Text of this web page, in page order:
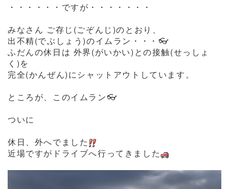
・・・・・・ですが・・・・・・・
みなさん ご存じ(ごぞんじ)のとおり、
出不精(でぶしょう)のイムラン・・・👓
ふだんの休日は 外界(がいかい)との接触(せっしょ
く)を
完全(かんぜん)にシャットアウトしています。
ところが、このイムラン👓
ついに
休日、外へでました
近場ですがドライブへ行ってきました